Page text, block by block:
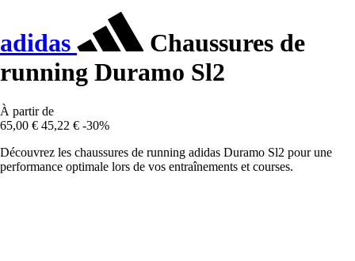
adidas
Chaussures de
running Duramo Sl2
À partir de
65,00 € 45,22 € -30%
Découvrez les chaussures de running adidas Duramo Sl2 pour une
performance optimale lors de vos entraînements et courses.